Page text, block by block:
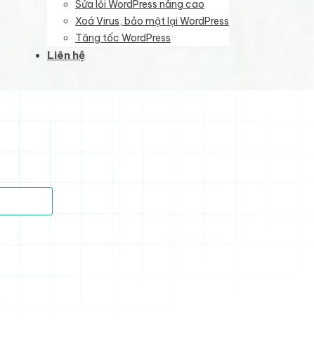
Sửa lỗi WordPress nâng cao
Xoá Virus, bảo mật lại WordPress
Tăng tốc WordPress
Liên hệ